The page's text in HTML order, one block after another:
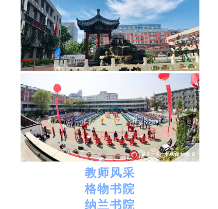
教师风采
格物书院
纳兰书院